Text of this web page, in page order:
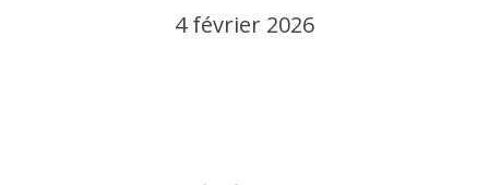
4 février 2026